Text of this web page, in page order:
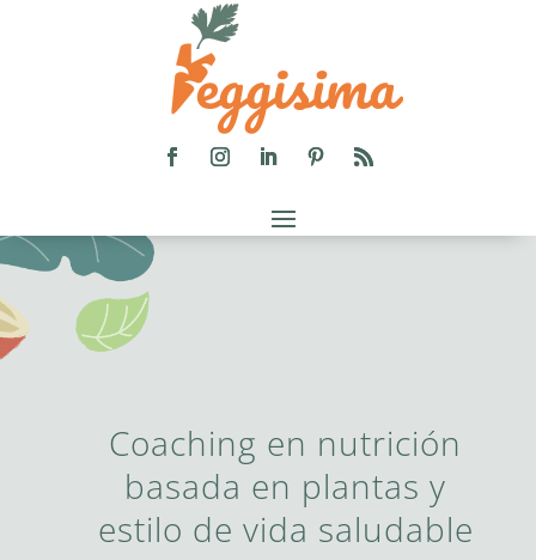
Coaching en nutrición
basada en plantas y
estilo de vida saludable